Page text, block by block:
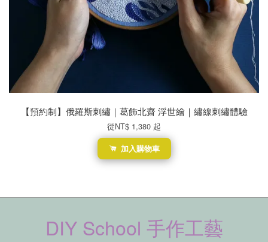
【預約制】俄羅斯刺繡｜葛飾北齋 浮世繪｜繡線刺繡體驗
從NT$ 1,380 起
加入購物車
DIY School 手作工藝